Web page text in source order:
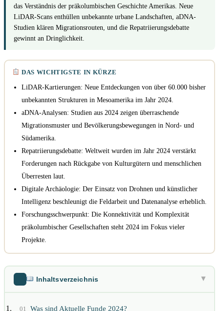
das Verständnis der präkolumbischen Geschichte Amerikas. Neue
LiDAR-Scans enthüllen unbekannte urbane Landschaften, aDNA-
Studien klären Migrationsrouten, und die Repatriierungsdebatte
gewinnt an Dringlichkeit.
DAS WICHTIGSTE IN KÜRZE
LiDAR-Kartierungen: Neue Entdeckungen von über 60.000 bisher
unbekannten Strukturen in Mesoamerika im Jahr 2024.
aDNA-Analysen: Studien aus 2024 zeigen überraschende
Migrationsmuster und Bevölkerungsbewegungen in Nord- und
Südamerika.
Repatriierungsdebatte: Weltweit wurden im Jahr 2024 verstärkt
Forderungen nach Rückgabe von Kulturgütern und menschlichen
Überresten laut.
Digitale Archäologie: Der Einsatz von Drohnen und künstlicher
Intelligenz beschleunigt die Feldarbeit und Datenanalyse erheblich.
Forschungsschwerpunkt: Die Konnektivität und Komplexität
präkolumbischer Gesellschaften steht 2024 im Fokus vieler
Projekte.
Inhaltsverzeichnis ▶
01 Was sind Aktuelle Funde 2024?